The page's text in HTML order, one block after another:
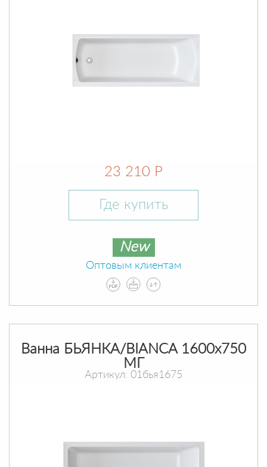
23 210 Р
Где купить
New
Оптовым клиентам
Ванна БЬЯНКА/BIANCA 1600х750
МГ
Артикул: 01бья1675